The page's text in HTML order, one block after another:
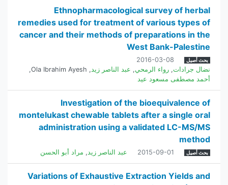
Ethnopharmacological survey of herbal
remedies used for treatment of various types of
cancer and their methods of preparations in the
West Bank-Palestine
بحث أصيل
2016-03-08
نضال جرادات, رواء الرمحي, عبد الناصر زيد,
Ola Ibrahim Ayesh
,
أحمد مصطفى مسعود عيد
Investigation of the bioequivalence of
montelukast chewable tablets after a single oral
administration using a validated LC-MS/MS
method
بحث أصيل 2015-09-01 عبد الناصر زيد, مراد أبو الحسن
Variations of Exhaustive Extraction Yields and